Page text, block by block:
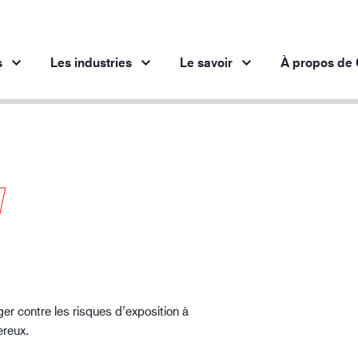
Secteur automobile
Les industries Le savoir À propos de
contre les risques d’exposition à